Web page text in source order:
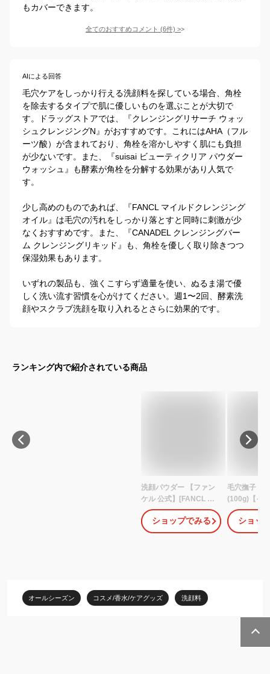
もカバーできます。
全てのおすすめコメント (6件) >
AIによる回答
毛穴ケアをしっかり行える洗顔料を探している場合、角栓
を除去するタイプで肌に優しいものを選ぶことが大切で
す。ドラッグストアでは、『クレンジングリサーチ ウォッ
シュクレンジングN』がおすすめです。これにはAHA（フル
ーツ酸）が含まれており、角栓を溶かしやすく肌にも負担
が少ないです。また、『suisai ビューティクリア パウダー
ウォッシュ』も酵素が角栓を分解する効果があり人気で
す。
少し高めのものであれば、『FANCL マイルドクレンジング
オイル』は毛穴の汚れをしっかり落とすと同時に刺激が少
なくおすすめです。また、『CANADEL クレンジングバー
ム クレンジングリキッド』も、角栓を優しく取り除きつつ
保湿効果もあります。
いずれの製品も、強くこすらず適量を使い、ぬるま湯で優
しく洗い流す習慣を心がけてください。週1〜2回、酵素洗
顔やスクラブ洗顔を取り入れるとさらに効果的です。
ランキング内で紹介されている商品
洗顔パウダー 【ファン
ケル 公式】[FANCL 洗
顔 化粧品 無添加 洗顔料
洗顔フォーム パウダー
スキンケア 角栓 基礎化
ショップでみる
毛穴撫子 重
(100g)【イ
穴撫子】[毛
汚れしっと
ーム]
ショッ
オールシーズン コスメ/香水/ケアグッズ 洗顔料